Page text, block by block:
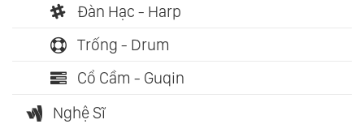
Đàn Hạc - Harp
Trống - Drum
Cổ Cầm - Guqin
Nghệ Sĩ